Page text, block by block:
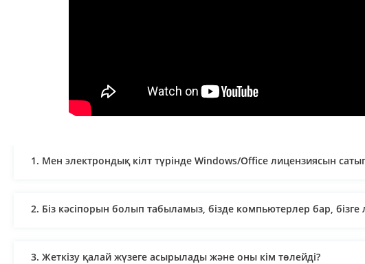
1. Мен электрондық кілт түрінде Windows/Office лицензиясын
2. Біз кәсіпорын болып табыламыз, бізде компьютерлер бар,
3. Жеткізу қалай жүзеге асырылады және оны кім төлейді?